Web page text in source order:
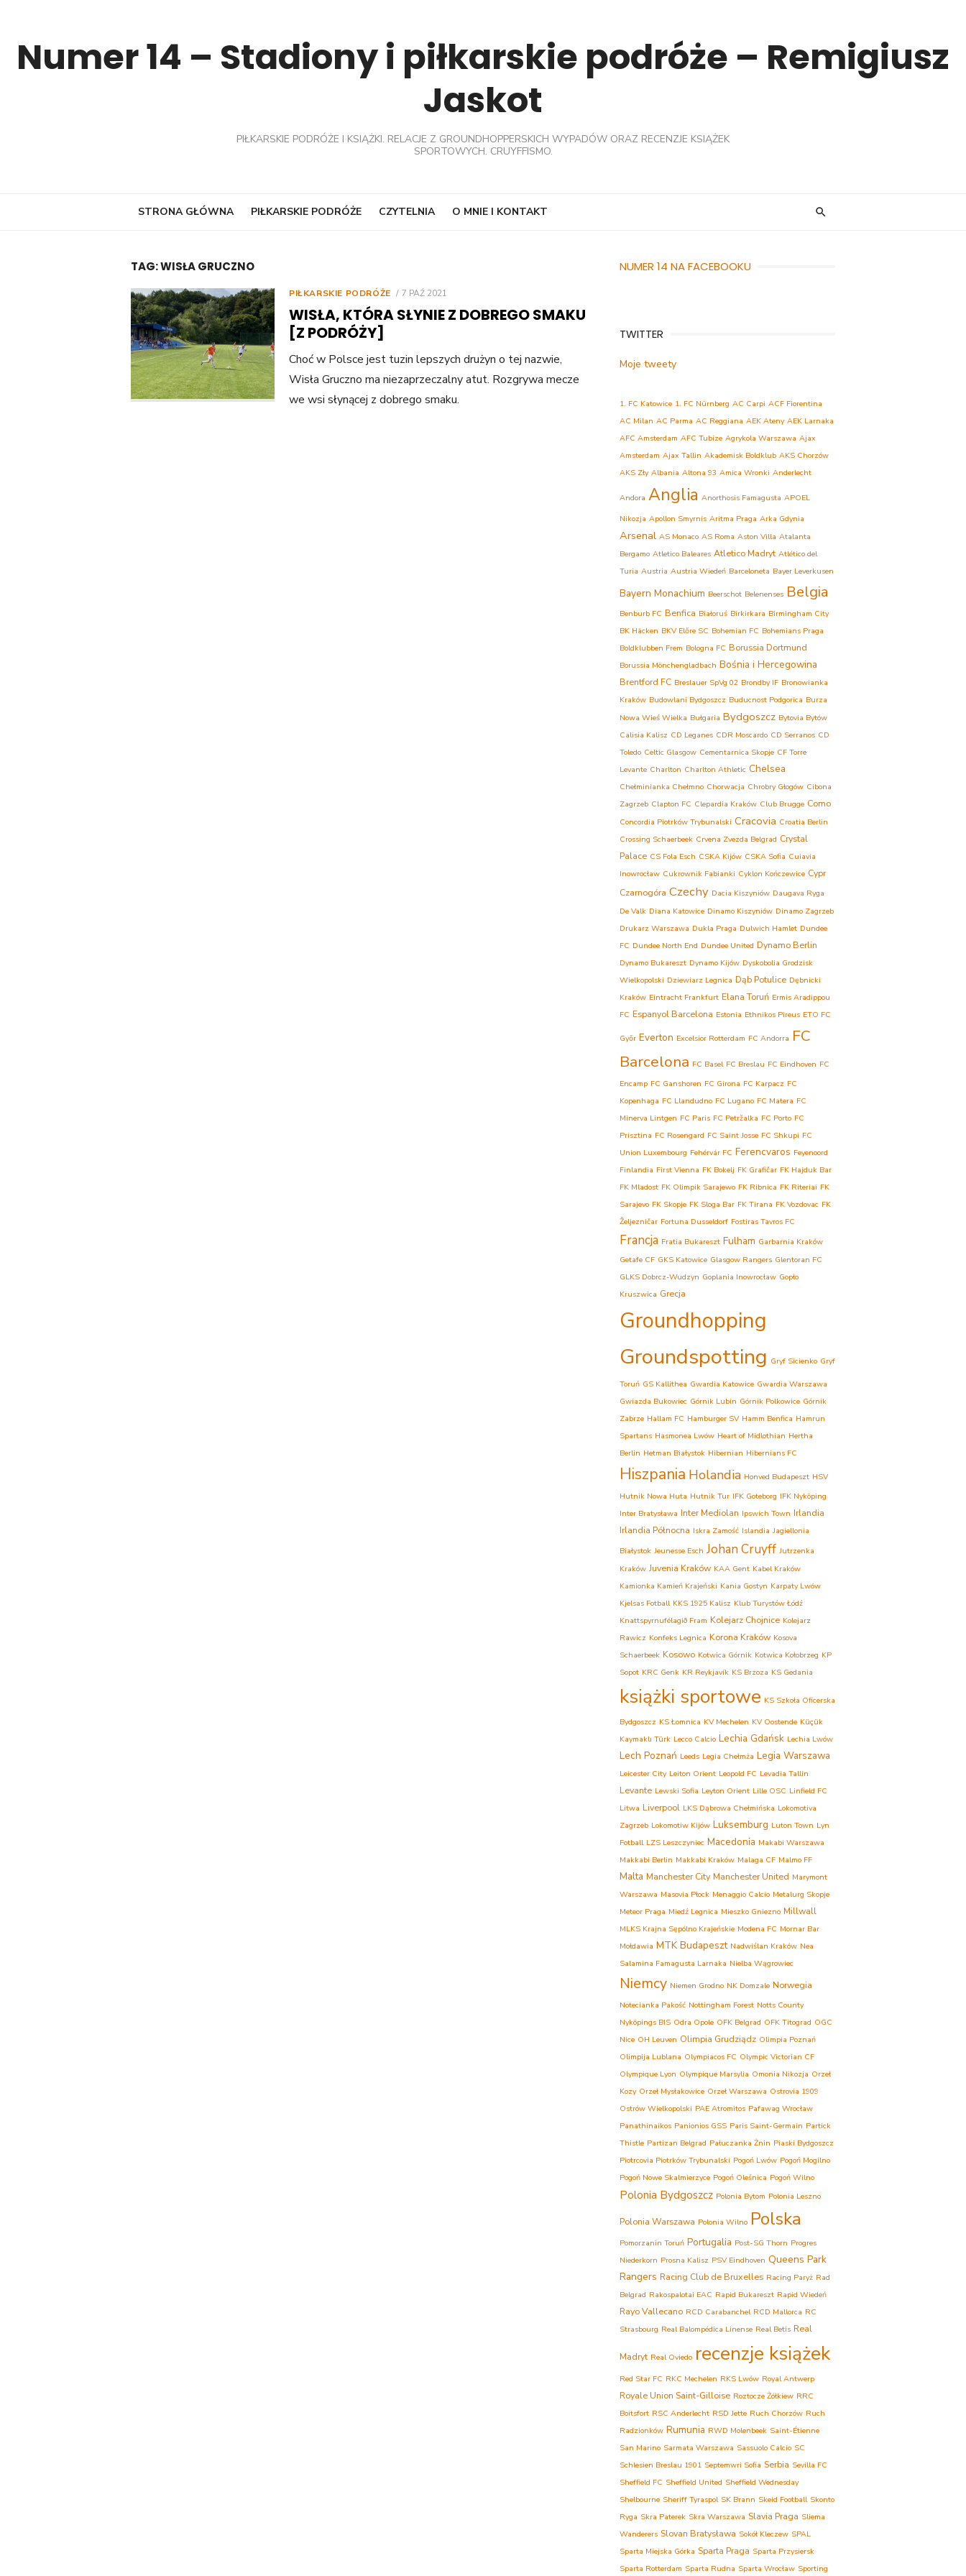
contentNumer 14 – Stadiony i piłkarskie podróże – Remigiusz
Jaskot
PIŁKARSKIE PODRÓŻE I KSIĄŻKI. RELACJE Z GROUNDHOPPERSKICH WYPADÓW ORAZ RECENZJE KSIĄŻEK
SPORTOWYCH. CRUYFFISMO.
STRONA GŁÓWNA PIŁKARSKIE PODRÓŻE CZYTELNIA O MNIE I KONTAKT
TAG:WISŁA GRUCZNO
PIŁKARSKIE PODRÓŻE
POSTED
7 PAŹ 2021
WISŁA, KTÓRA SŁYNIE Z DOBREGO SMAKU
[Z PODRÓŻY]
Choć w Polsce jest tuzin lepszych drużyn o tej nazwie,
Wisła Gruczno ma niezaprzeczalny atut. Rozgrywa mecze
we wsi słynącej z dobrego smaku.
NUMER 14 NA FACEBOOKU
TWITTER
Moje tweety
1. FC Katowice 1. FC Nürnberg AC Carpi ACF Fiorentina
AC Milan AC Parma AC Reggiana AEK Ateny AEK Larnaka
AFC Amsterdam AFC Tubize Agrykola Warszawa Ajax
Amsterdam Ajax Tallin Akademisk Boldklub AKS Chorzów
AKS Zły Albania Altona 93 Amica Wronki Anderlecht
Andora Anglia Anorthosis Famagusta APOEL
Nikozja Apollon Smyrnis Aritma Praga Arka Gdynia
Arsenal AS Monaco AS Roma Aston Villa Atalanta
Bergamo Atletico Baleares Atletico Madryt Atlético del
Turia Austria Austria Wiedeń Barceloneta Bayer Leverkusen
Bayern Monachium Beerschot Belenenses Belgia
Benburb FC Benfica Białoruś Birkirkara Birmingham City
BK Häcken BKV Előre SC Bohemian FC Bohemians Praga
Boldklubben Frem Bologna FC Borussia Dortmund
Borussia Mönchengladbach Bośnia i Hercegowina
Brentford FC Breslauer SpVg 02 Brondby IF Bronowianka
Kraków Budowlani Bydgoszcz Buducnost Podgorica Burza
Nowa Wieś Wielka Bułgaria Bydgoszcz Bytovia Bytów
Calisia Kalisz CD Leganes CDR Moscardo CD Serranos CD
Toledo Celtic Glasgow Cementarnica Skopje CF Torre
Levante Charlton Charlton Athletic Chelsea
Chełminianka Chełmno Chorwacja Chrobry Głogów Cibona
Zagrzeb Clapton FC Clepardia Kraków Club Brugge Como
Concordia Piotrków Trybunalski Cracovia Croatia Berlin
Crossing Schaerbeek Crvena Zvezda Belgrad Crystal
Palace CS Fola Esch CSKA Kijów CSKA Sofia Cuiavia
Inowrocław Cukrownik Fabianki Cyklon Kończewice Cypr
Czarnogóra Czechy Dacia Kiszyniów Daugava Ryga
De Valk Diana Katowice Dinamo Kiszyniów Dinamo Zagrzeb
Drukarz Warszawa Dukla Praga Dulwich Hamlet Dundee
FC Dundee North End Dundee United Dynamo Berlin
Dynamo Bukareszt Dynamo Kijów Dyskobolia Grodzisk
Wielkopolski Dziewiarz Legnica Dąb Potulice Dębnicki
Kraków Eintracht Frankfurt Elana Toruń Ermis Aradippou
FC Espanyol Barcelona Estonia Ethnikos Pireus ETO FC
Győr Everton Excelsior Rotterdam FC Andorra FC
Barcelona FC Basel FC Breslau FC Eindhoven FC
Encamp FC Ganshoren FC Girona FC Karpacz FC
Kopenhaga FC Llandudno FC Lugano FC Matera FC
Minerva Lintgen FC Paris FC Petržalka FC Porto FC
Prisztina FC Rosengard FC Saint Josse FC Shkupi FC
Union Luxembourg Fehérvár FC Ferencvaros Feyenoord
Finlandia First Vienna FK Bokelj FK Grafičar FK Hajduk Bar
FK Mladost FK Olimpik Sarajewo FK Ribnica FK Riteriai FK
Sarajevo FK Skopje FK Sloga Bar FK Tirana FK Vozdovac FK
Željezničar Fortuna Dusseldorf Fostiras Tavros FC
Francja Fratia Bukareszt Fulham Garbarnia Kraków
Getafe CF GKS Katowice Glasgow Rangers Glentoran FC
GLKS Dobrcz-Wudzyn Goplania Inowrocław Gopło
Kruszwica Grecja
Groundhopping
Groundspotting Gryf Sicienko Gryf
Toruń GS Kallithea Gwardia Katowice Gwardia Warszawa
Gwiazda Bukowiec Górnik Lubin Górnik Polkowice Górnik
Zabrze Hallam FC Hamburger SV Hamm Benfica Hamrun
Spartans Hasmonea Lwów Heart of Midlothian Hertha
Berlin Hetman Białystok Hibernian Hibernians FC
Hiszpania Holandia Honved Budapeszt HSV
Hutnik Nowa Huta Hutnik Tur IFK Goteborg IFK Nyköping
Inter Bratysława Inter Mediolan Ipswich Town Irlandia
Irlandia Północna Iskra Zamość Islandia Jagiellonia
Białystok Jeunesse Esch Johan Cruyff Jutrzenka
Kraków Juvenia Kraków KAA Gent Kabel Kraków
Kamionka Kamień Krajeński Kania Gostyn Karpaty Lwów
Kjelsas Fotball KKS 1925 Kalisz Klub Turystów Łódź
Knattspyrnufélagið Fram Kolejarz Chojnice Kolejarz
Rawicz Konfeks Legnica Korona Kraków Kosova
Schaerbeek Kosowo Kotwica Górnik Kotwica Kołobrzeg KP
Sopot KRC Genk KR Reykjavík KS Brzoza KS Gedania
książki sportowe KS Szkoła Oficerska
Bydgoszcz KS Łomnica KV Mechelen KV Oostende Küçük
Kaymaklı Türk Lecco Calcio Lechia Gdańsk Lechia Lwów
Lech Poznań Leeds Legia Chełmża Legia Warszawa
Leicester City Leiton Orient Leopold FC Levadia Tallin
Levante Lewski Sofia Leyton Orient Lille OSC Linfield FC
Litwa Liverpool LKS Dąbrowa Chełmińska Lokomotiva
Zagrzeb Lokomotiw Kijów Luksemburg Luton Town Lyn
Fotball LZS Leszczyniec Macedonia Makabi Warszawa
Makkabi Berlin Makkabi Kraków Malaga CF Malmo FF
Malta Manchester City Manchester United Marymont
Warszawa Masovia Płock Menaggio Calcio Metalurg Skopje
Meteor Praga Miedź Legnica Mieszko Gniezno Millwall
MLKS Krajna Sępólno Krajeńskie Modena FC Mornar Bar
Mołdawia MTK Budapeszt Nadwiślan Kraków Nea
Salamina Famagusta Larnaka Nielba Wągrowiec
Niemcy Niemen Grodno NK Domzale Norwegia
Notecianka Pakość Nottingham Forest Notts County
Nyköpings BIS Odra Opole OFK Belgrad OFK Titograd OGC
Nice OH Leuven Olimpia Grudziądz Olimpia Poznań
Olimpija Lublana Olympiacos FC Olympic Victorian CF
Olympique Lyon Olympique Marsylia Omonia Nikozja Orzeł
Kozy Orzeł Mysłakowice Orzeł Warszawa Ostrovia 1909
Ostrów Wielkopolski PAE Atromitos Pafawag Wrocław
Panathinaikos Panionios GSS Paris Saint-Germain Partick
Thistle Partizan Belgrad Pałuczanka Żnin Piaski Bydgoszcz
Piotrcovia Piotrków Trybunalski Pogoń Lwów Pogoń Mogilno
Pogoń Nowe Skalmierzyce Pogoń Oleśnica Pogoń Wilno
Polonia Bydgoszcz Polonia Bytom Polonia Leszno
Polonia Warszawa Polonia Wilno Polska
Pomorzanin Toruń Portugalia Post-SG Thorn Progres
Niederkorn Prosna Kalisz PSV Eindhoven Queens Park
Rangers Racing Club de Bruxelles Racing Paryż Rad
Belgrad Rakospalotai EAC Rapid Bukareszt Rapid Wiedeń
Rayo Vallecano RCD Carabanchel RCD Mallorca RC
Strasbourg Real Balompédica Linense Real Betis Real
Madryt Real Oviedo recenzje książek
Red Star FC RKC Mechelen RKS Lwów Royal Antwerp
Royale Union Saint-Gilloise Roztocze Żółkiew RRC
Boitsfort RSC Anderlecht RSD Jette Ruch Chorzów Ruch
Radzionków Rumunia RWD Molenbeek Saint-Étienne
San Marino Sarmata Warszawa Sassuolo Calcio SC
Schlesien Breslau 1901 Septemwri Sofia Serbia Sevilla FC
Sheffield FC Sheffield United Sheffield Wednesday
Shelbourne Sheriff Tyraspol SK Brann Skeid Football Skonto
Ryga Skra Paterek Skra Warszawa Slavia Praga Sliema
Wanderers Slovan Bratysława Sokół Kleczew SPAL
Sparta Miejska Górka Sparta Praga Sparta Przysiersk
Sparta Rotterdam Sparta Rudna Sparta Wrocław Sporting